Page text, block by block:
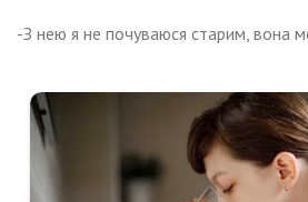
-З нею я не почуваюся старим, вона